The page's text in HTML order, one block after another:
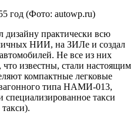
год (Фото: autowp.ru)
практически всю
НИИ, на ЗИЛе и создал
Не все из них
известны, стали настоящим
компактные легковые
типа НАМИ-013,
такси